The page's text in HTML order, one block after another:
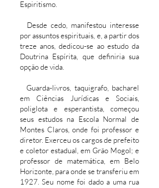
Espiritismo.​
Desde cedo, manifestou interesse
por assuntos espirituais, e, a partir dos
treze anos, dedicou-se ao estudo da
Doutrina Espírita, que definiria sua
opção de vida.
Guarda-livros, taquigrafo, bacharel
em Ciências Jurídicas e Sociais,
poliglota e esperantista, começou
seus estudos na Escola Normal de
Montes Claros, onde foi professor e
diretor. Exerceu os cargos de prefeito
e coletor estadual, em Grão Mogol; e
professor de matemática, em Belo
Horizonte, para onde se transferiu em
1927. Seu nome foi dado a uma rua